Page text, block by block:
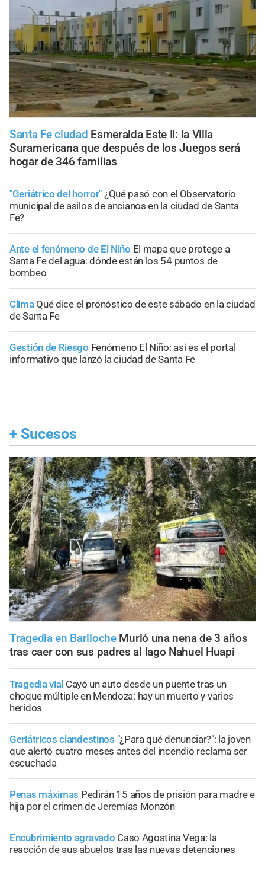
Santa Fe ciudad Esmeralda Este II: la Villa
Suramericana que después de los Juegos será
hogar de 346 familias
"Geriátrico del horror" ¿Qué pasó con el Observatorio
municipal de asilos de ancianos en la ciudad de Santa
Fe?
Ante el fenómeno de El Niño El mapa que protege a
Santa Fe del agua: dónde están los 54 puntos de
bombeo
Clima Qué dice el pronóstico de este sábado en la ciudad
de Santa Fe
Gestión de Riesgo Fenómeno El Niño: así es el portal
informativo que lanzó la ciudad de Santa Fe
+ Sucesos
Tragedia en Bariloche Murió una nena de 3 años
tras caer con sus padres al lago Nahuel Huapi
Tragedia vial Cayó un auto desde un puente tras un
choque múltiple en Mendoza: hay un muerto y varios
heridos
Geriátricos clandestinos "¿Para qué denunciar?": la joven
que alertó cuatro meses antes del incendio reclama ser
escuchada
Penas máximas Pedirán 15 años de prisión para madre e
hija por el crimen de Jeremías Monzón
Encubrimiento agravado Caso Agostina Vega: la
reacción de sus abuelos tras las nuevas detenciones